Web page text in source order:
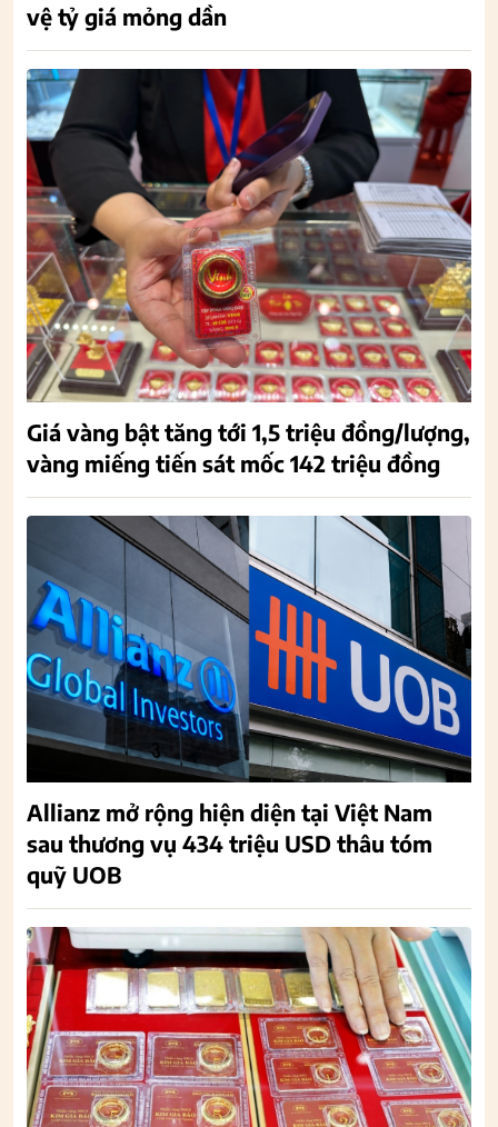
vệ tỷ giá mỏng dần
Giá vàng bật tăng tới 1,5 triệu đồng/lượng,
vàng miếng tiến sát mốc 142 triệu đồng
Allianz mở rộng hiện diện tại Việt Nam
sau thương vụ 434 triệu USD thâu tóm
quỹ UOB